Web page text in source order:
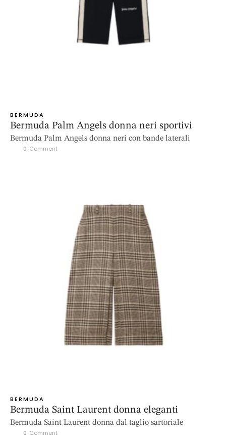
BERMUDA
Bermuda Palm Angels donna neri sportivi
Bermuda Palm Angels donna neri con bande laterali
0 Comment
BERMUDA
Bermuda Saint Laurent donna eleganti
Bermuda Saint Laurent donna dal taglio sartoriale
0 Comment